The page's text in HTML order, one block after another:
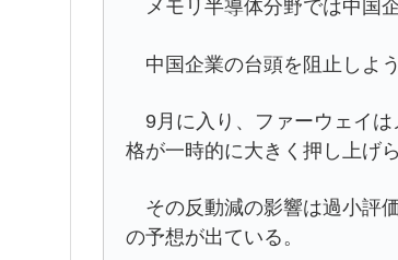
メモリ半導体分野では中国
中国企業の台頭を阻止しよ
9月に入り、ファーウェイは
格が一時的に大きく押し上げら
その反動減の影響は過小評
の予想が出ている。